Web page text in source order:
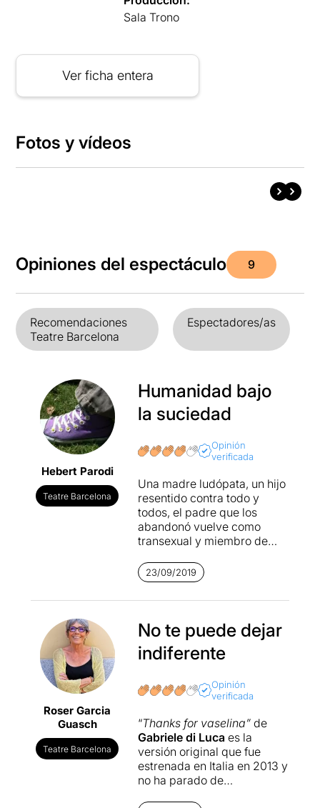
Sala Trono
Ver ficha entera
Fotos y vídeos
Opiniones del espectáculo 9
Recomendaciones
Teatre Barcelona
Espectadores/as
Hebert Parodi
Teatre Barcelona
Humanidad bajo
la suciedad
Opinión
verificada
Una madre ludópata, un hijo
resentido contra todo y
todos, el padre que los
abandonó vuelve como
transexual y miembro de
a esta familia disfuncional?
Añadiéndole un amigo
defensor de causas hasta el
inocente (demasiado, quizá
el personaje menos
verosímil), marginada por la
Como los Coleman pasados ​​
por el tamiz deSouth Park
Untexto atrevido,
provocador y arriesgado
un autor italiano aquí
desconocido, Gabriel di
23/09/2019
Roser Garcia
Guasch
Teatre Barcelona
No te puede dejar
indiferente
Opinión
verificada
“Thanks for vaselina”de
Gabriele di Luca es la
versión original que fue
estrenada en Italia en 2013 y
no ha parado de